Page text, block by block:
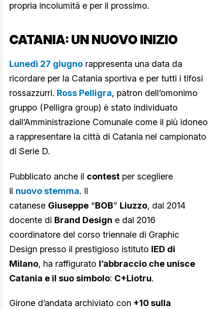
propria incolumità e per il prossimo.
CATANIA: UN NUOVO INIZIO
Lunedì 27 giugno rappresenta una data da
ricordare per la Catania sportiva e per tutti i tifosi
rossazzurri. Ross Pelligra, patron dell’omonimo
gruppo (Pelligra group) è stato individuato
dall’Amministrazione Comunale come il più idoneo
a rappresentare la città di Catania nel campionato
di Serie D.
Pubblicato anche il contest per scegliere
il nuovo stemma. Il
catanese Giuseppe “BOB” Liuzzo, dal 2014
docente di Brand Design e dal 2016
coordinatore del corso triennale di Graphic
Design presso il prestigioso istituto IED di
Milano, ha raffigurato l’abbraccio che unisce
Catania e il suo simbolo: C+Liotru.
Girone d’andata archiviato con +10 sulla